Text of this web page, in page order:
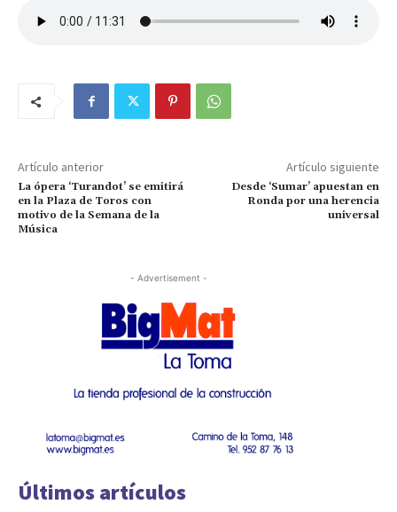
Artículo anterior
La ópera ‘Turandot’ se emitirá
en la Plaza de Toros con
motivo de la Semana de la
Música
Artículo siguiente
Desde ‘Sumar’ apuestan en
Ronda por una herencia
universal
- Advertisement -
Últimos artículos